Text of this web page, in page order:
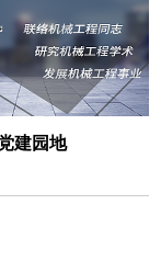
建园地